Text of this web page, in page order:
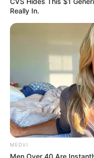
Really In.
MEDVI